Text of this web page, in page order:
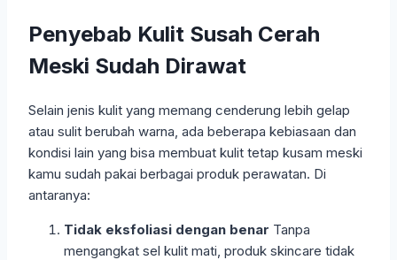
Penyebab Kulit Susah Cerah
Meski Sudah Dirawat
Selain jenis kulit yang memang cenderung lebih gelap
atau sulit berubah warna, ada beberapa kebiasaan dan
kondisi lain yang bisa membuat kulit tetap kusam meski
kamu sudah pakai berbagai produk perawatan. Di
antaranya:
Tidak eksfoliasi dengan benar Tanpa
mengangkat sel kulit mati, produk skincare tidak